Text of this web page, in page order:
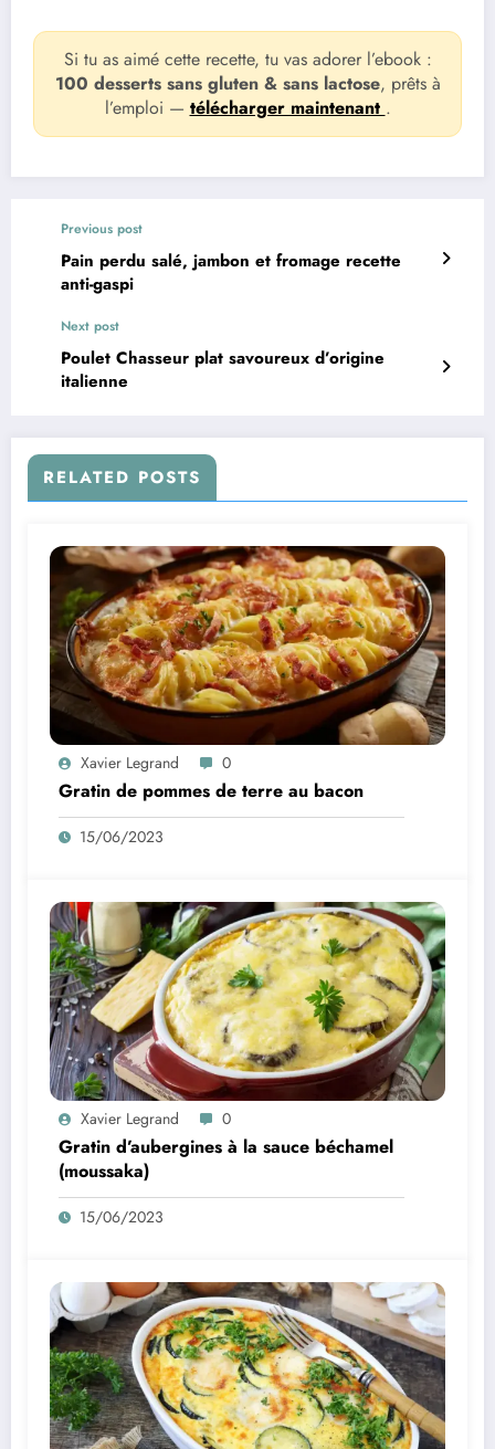
Si tu as aimé cette recette, tu vas adorer l’ebook :
100 desserts sans gluten & sans lactose, prêts à
l’emploi — télécharger maintenant .
Previous post
Pain perdu salé, jambon et fromage recette
anti-gaspi
Next post
Poulet Chasseur plat savoureux d’origine
italienne
RELATED POSTS
Xavier Legrand 0
Gratin de pommes de terre au bacon
15/06/2023
Xavier Legrand 0
Gratin d’aubergines à la sauce béchamel
(moussaka)
15/06/2023